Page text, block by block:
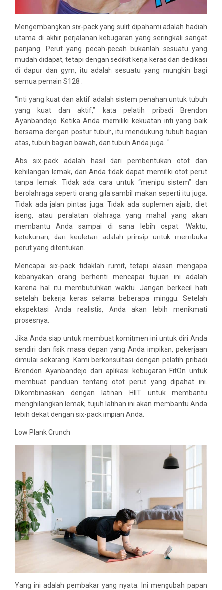
Mengembangkan six-pack yang sulit dipahami adalah hadiah
utama di akhir perjalanan kebugaran yang seringkali sangat
panjang. Perut yang pecah-pecah bukanlah sesuatu yang
mudah didapat, tetapi dengan sedikit kerja keras dan dedikasi
di dapur dan gym, itu adalah sesuatu yang mungkin bagi
semua pemain S128 .
“Inti yang kuat dan aktif adalah sistem penahan untuk tubuh
yang kuat dan aktif,” kata pelatih pribadi Brendon
Ayanbandejo. Ketika Anda memiliki kekuatan inti yang baik
bersama dengan postur tubuh, itu mendukung tubuh bagian
atas, tubuh bagian bawah, dan tubuh Anda juga. “
Abs six-pack adalah hasil dari pembentukan otot dan
kehilangan lemak, dan Anda tidak dapat memiliki otot perut
tanpa lemak. Tidak ada cara untuk “menipu sistem” dan
berolahraga seperti orang gila sambil makan seperti itu juga.
Tidak ada jalan pintas juga. Tidak ada suplemen ajaib, diet
iseng, atau peralatan olahraga yang mahal yang akan
membantu Anda sampai di sana lebih cepat. Waktu,
ketekunan, dan keuletan adalah prinsip untuk membuka
perut yang ditentukan.
Mencapai six-pack tidaklah rumit, tetapi alasan mengapa
kebanyakan orang berhenti mencapai tujuan ini adalah
karena hal itu membutuhkan waktu. Jangan berkecil hati
setelah bekerja keras selama beberapa minggu. Setelah
ekspektasi Anda realistis, Anda akan lebih menikmati
prosesnya.
Jika Anda siap untuk membuat komitmen ini untuk diri Anda
sendiri dan fisik masa depan yang Anda impikan, pekerjaan
dimulai sekarang. Kami berkonsultasi dengan pelatih pribadi
Brendon Ayanbandejo dari aplikasi kebugaran FitOn untuk
membuat panduan tentang otot perut yang dipahat ini.
Dikombinasikan dengan latihan HIIT untuk membantu
menghilangkan lemak, tujuh latihan ini akan membantu Anda
lebih dekat dengan six-pack impian Anda.
Low Plank Crunch
Yang ini adalah pembakar yang nyata. Ini mengubah papan